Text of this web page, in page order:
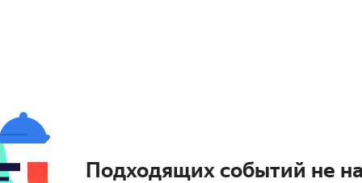
Подходящих событий не